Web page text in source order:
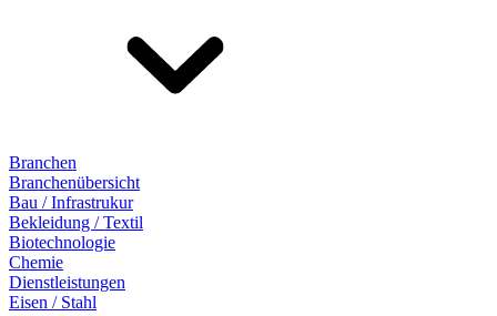
Branchen
Branchenübersicht
Bau / Infrastrukur
Bekleidung / Textil
Biotechnologie
Chemie
Dienstleistungen
Eisen / Stahl